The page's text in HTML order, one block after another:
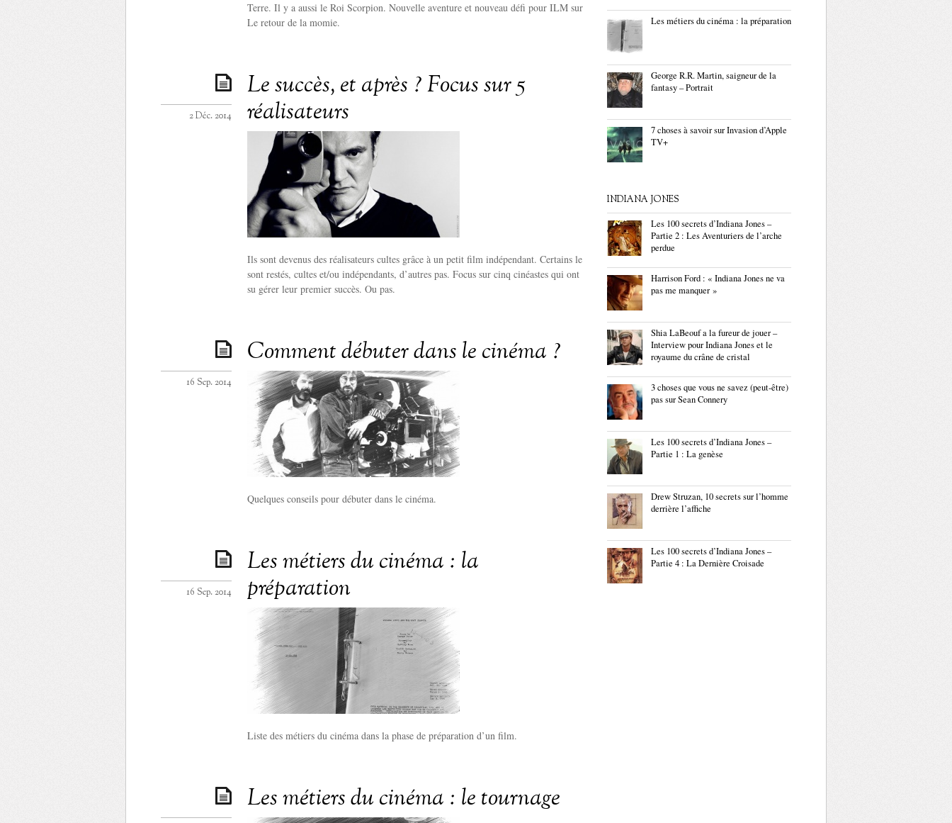
Terre. Il y a aussi le Roi Scorpion. Nouvelle aventure et nouveau défi pour ILM sur
Le retour de la momie.
Le succès, et après ? Focus sur 5
réalisateurs
2 Déc. 2014
Ils sont devenus des réalisateurs cultes grâce à un petit film indépendant. Certains le
sont restés, cultes et/ou indépendants, d’autres pas. Focus sur cinq cinéastes qui ont
su gérer leur premier succès. Ou pas.
Comment débuter dans le cinéma ?
16 Sep. 2014
Quelques conseils pour débuter dans le cinéma.
Les métiers du cinéma : la
préparation
16 Sep. 2014
Liste des métiers du cinéma dans la phase de préparation d’un film.
Les métiers du cinéma : le tournage
Les métiers du cinéma : la préparation
George R.R. Martin, saigneur de la
fantasy – Portrait
7 choses à savoir sur Invasion d’Apple
TV+
INDIANA JONES
Les 100 secrets d’Indiana Jones –
Partie 2 : Les Aventuriers de l’arche
perdue
Harrison Ford : « Indiana Jones ne va
pas me manquer »
Shia LaBeouf a la fureur de jouer –
Interview pour Indiana Jones et le
royaume du crâne de cristal
3 choses que vous ne savez (peut-être)
pas sur Sean Connery
Les 100 secrets d’Indiana Jones –
Partie 1 : La genèse
Drew Struzan, 10 secrets sur l’homme
derrière l’affiche
Les 100 secrets d’Indiana Jones –
Partie 4 : La Dernière Croisade